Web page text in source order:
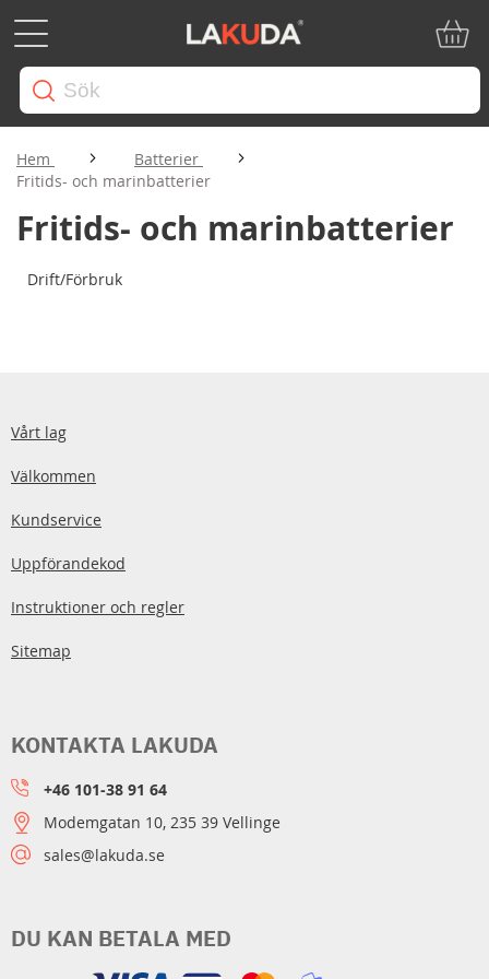
Hem
Batterier
Fritids- och marinbatterier
Fritids- och marinbatterier
Drift/Förbruk
Vårt lag
Välkommen
Kundservice
Uppförandekod
Instruktioner och regler
Sitemap
DU KAN BETALA MED
KONTAKTA LAKUDA
+46 101-38 91 64
Modemgatan 10, 235 39 Vellinge
sales@lakuda.se